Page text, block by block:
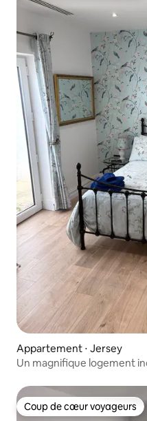
Appartement ⋅ Jersey
Un magnifique logement
Coup de cœur voyageurs
Coup de cœur voyageurs